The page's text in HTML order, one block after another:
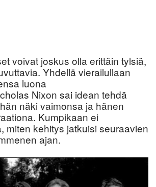
voivat joskus olla erittäin tylsiä,
Yhdellä vierailullaan
luona
Nixon sai idean tehdä
näki vaimonsa ja hänen
Kumpikaan ei
miten kehitys jatkuisi seuraavien
ajan.